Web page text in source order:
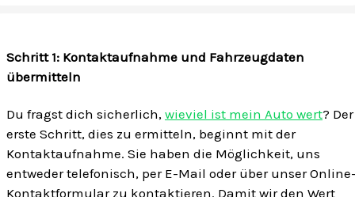
Schritt 1: Kontaktaufnahme und Fahrzeugdaten
übermitteln
Du fragst dich sicherlich, wieviel ist mein Auto wert? Der
erste Schritt, dies zu ermitteln, beginnt mit der
Kontaktaufnahme. Sie haben die Möglichkeit, uns
entweder telefonisch, per E-Mail oder über unser
Kontaktformular zu kontaktieren. Damit wir den Wert